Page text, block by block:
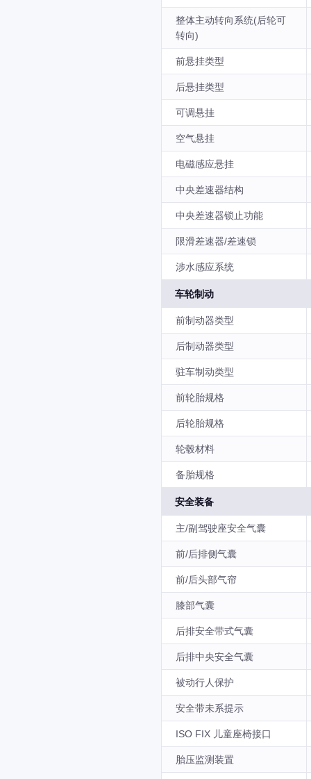
整体主动转向系统(后轮可
转向)
前悬挂类型
后悬挂类型
可调悬挂
空气悬挂
电磁感应悬挂
中央差速器结构
中央差速器锁止功能
限滑差速器/差速锁
涉水感应系统
车轮制动
前制动器类型
后制动器类型
驻车制动类型
前轮胎规格
后轮胎规格
轮毂材料
备胎规格
安全装备
主/副驾驶座安全气囊
前/后排侧气囊
前/后头部气帘
膝部气囊
后排安全带式气囊
后排中央安全气囊
被动行人保护
安全带未系提示
ISO FIX 儿童座椅接口
胎压监测装置